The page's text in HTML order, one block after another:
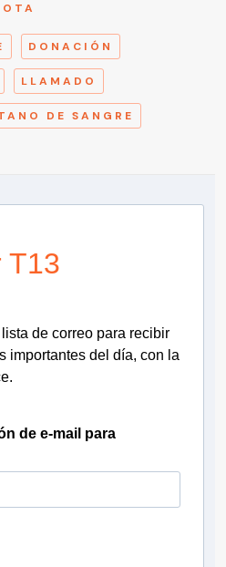
DONACIÓN
LLAMADO
DE SANGRE
T13
de correo para recibir
importantes del día, con la
de e-mail para